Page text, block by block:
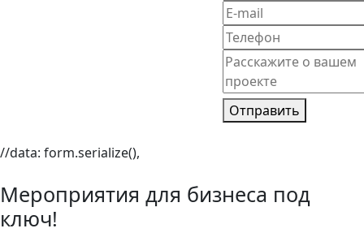
Отправить
//data: form.serialize(),
Мероприятия для бизнеса под
ключ!